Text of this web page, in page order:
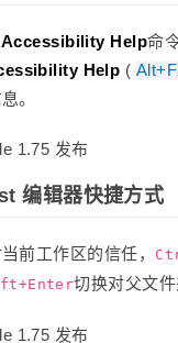
Help命
Help (
。
编辑器快捷方式
前工作区的信任，
切换对父文件